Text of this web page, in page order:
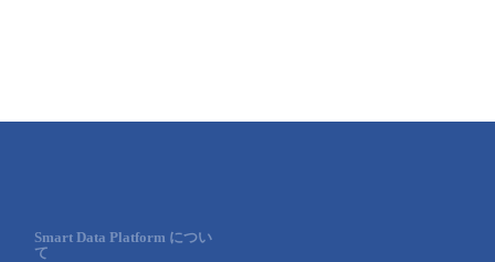
Smart Data Platform につい
て